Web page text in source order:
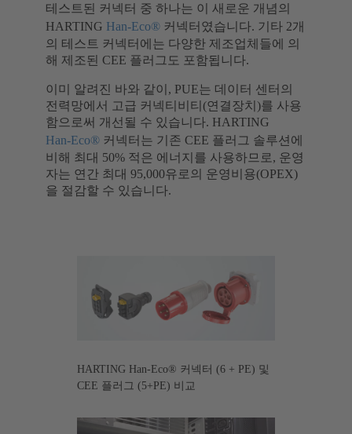
테스트된 커넥터 중 하나는 이 새로운 개념의
HARTING Han-Eco® 커넥터였습니다. 기타 2개
의 테스트 커넥터에는 다양한 제조업체들에 의
해 제조된 CEE 플러그도 포함됩니다.
이미 알려진 바와 같이, PUE는 데이터 센터의
전력망에서 고급 커넥티비티(연결장치)를 사용
함으로써 개선될 수 있습니다. HARTING
Han-Eco® 커넥터는 기존 CEE 플러그 솔루션에
비해 최대 50% 적은 에너지를 사용하므로, 운영
자는 연간 최대 95,000유로의 운영비용(OPEX)
을 절감할 수 있습니다.
HARTING Han-Eco® 커넥터 (6 + PE) 및
CEE 플러그 (5+PE) 비교